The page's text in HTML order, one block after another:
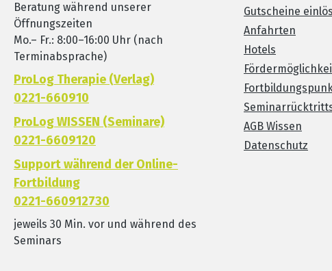
Beratung während unserer
Öffnungszeiten
Mo.– Fr.: 8:00–16:00 Uhr (nach
Terminabsprache)
ProLog Therapie (Verlag)
0221-660910
ProLog WISSEN (Seminare)
0221-6609120
Support während der Online-
Fortbildung
0221-660912730
jeweils 30 Min. vor und während des
Seminars
Gutscheine
Anfahrten
Hotels
AGB Wissen
Datenschutz